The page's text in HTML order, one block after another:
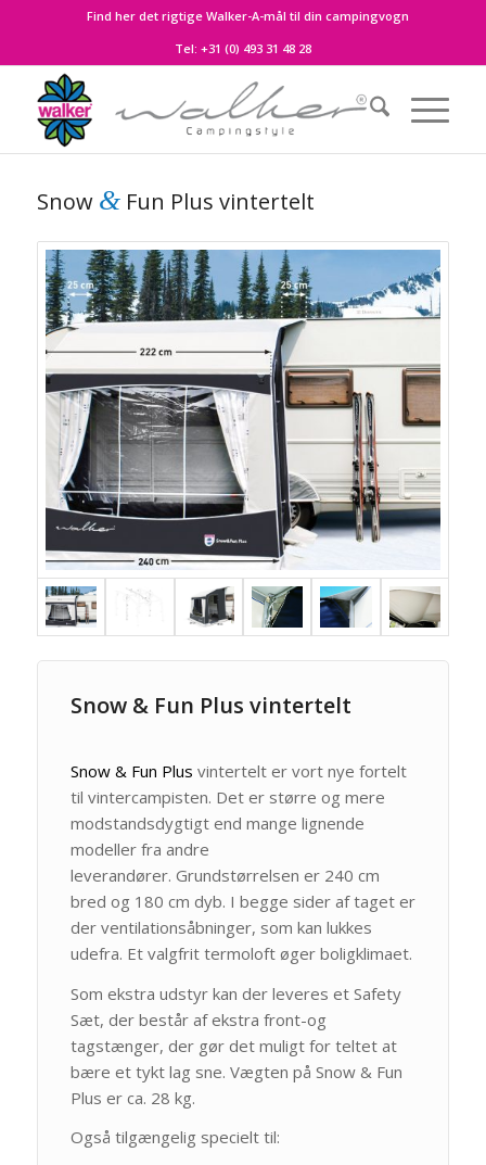
Find her det rigtige Walker-A-mål til din campingvogn
Tel: +31 (0) 493 31 48 28
Snow &Fun Plus vintertelt
Snow & Fun Plus vintertelt
Snow & Fun Plus vintertelt er vort nye fortelt
til vintercampisten. Det er større og mere
modstandsdygtigt end mange lignende
modeller fra andre
leverandører. Grundstørrelsen er 240 cm
bred og 180 cm dyb. I begge sider af taget er
der ventilationsåbninger, som kan lukkes
udefra. Et valgfrit termoloft øger boligklimaet.
Som ekstra udstyr kan der leveres et Safety
Sæt, der består af ekstra front-og
tagstænger, der gør det muligt for teltet at
bære et tykt lag sne. Vægten på Snow & Fun
Plus er ca. 28 kg.
Også tilgængelig specielt til: